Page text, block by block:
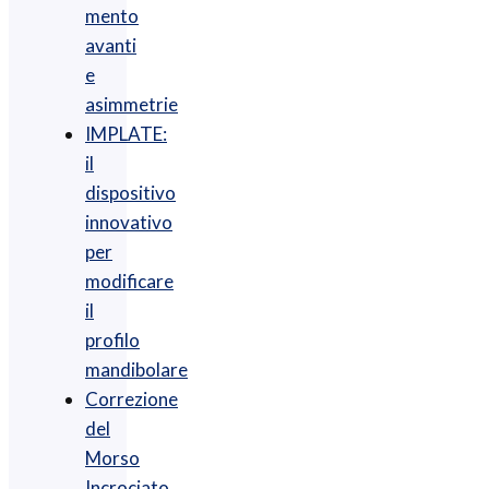
mento
avanti
e
asimmetrie
IMPLATE:
il
dispositivo
innovativo
per
modificare
il
profilo
mandibolare
Correzione
del
Morso